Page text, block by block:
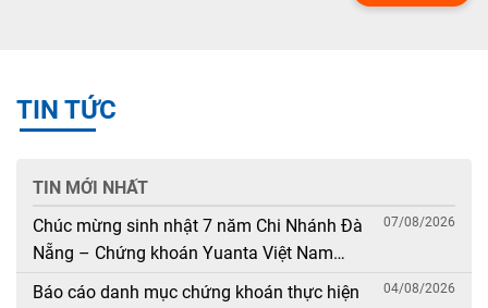
TIN TỨC
TIN MỚI NHẤT
Chúc mừng sinh nhật 7 năm Chi Nhánh Đà
Nẵng – Chứng khoán Yuanta Việt Nam
(08/08/2019 – 08/08/2026)
07/08/2026
Báo cáo danh mục chứng khoán thực hiện
04/08/2026